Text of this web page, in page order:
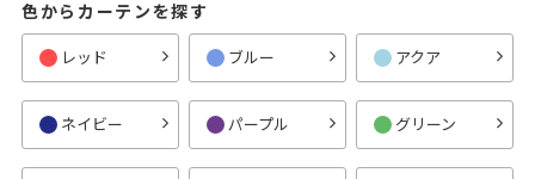
色からカーテンを探す
レッド ブルー アクア
ネイビー パープル グリーン